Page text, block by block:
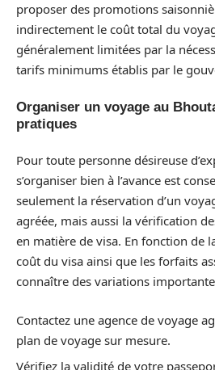
proposer des promotions
indirectement le coût total du
généralement limitées par la
tarifs minimums établis par le
Organiser un voyage au
pratiques
Pour toute personne désireuse
s’organiser bien à l’avance est
seulement la réservation d’un
agréée, mais aussi la vérification
en matière de visa. En fonction de
coût du visa ainsi que les forfaits
connaître des variations
Contactez une agence de voyage
plan de voyage sur mesure.
Vérifiez la validité de votre